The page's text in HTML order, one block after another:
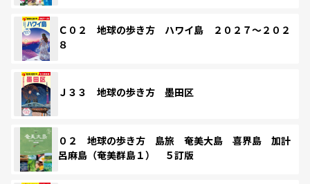
Ｃ０２ 地球の歩き方 ハワイ島 ２０２７～２０２
８
Ｊ３３ 地球の歩き方 墨田区
０２ 地球の歩き方 島旅 奄美大島 喜界島 加計
呂麻島（奄美群島１） ５訂版